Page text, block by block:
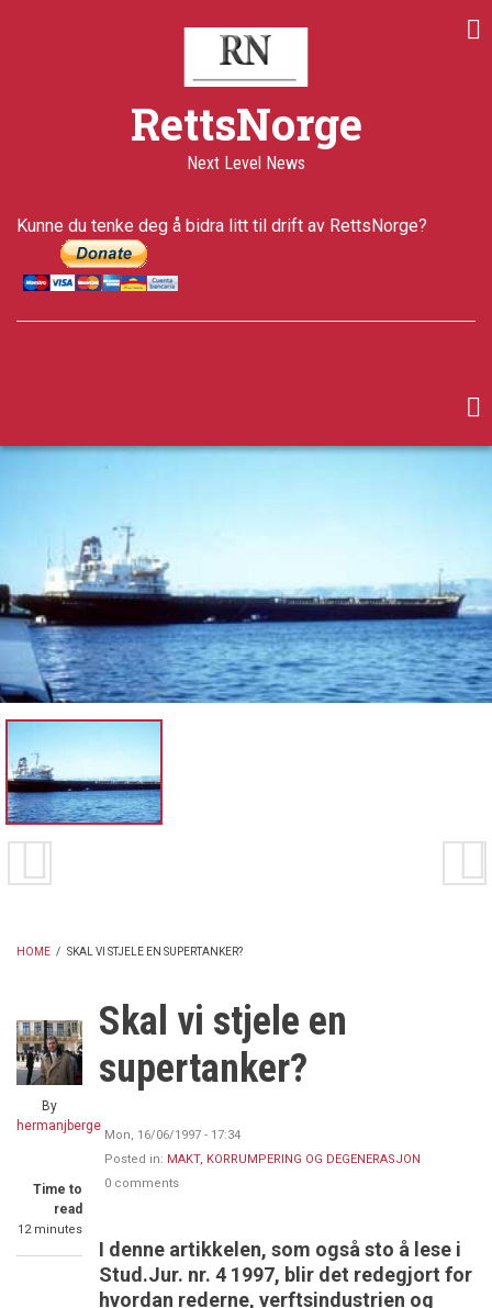
RettsNorge
Next Level News
Kunne du tenke deg å bidra litt til drift av RettsNorge?
HOME / SKAL VI STJELE EN SUPERTANKER?
By
hermanjberge
Time to
read
12 minutes
Last
updated
5 years ago
Skal vi stjele en
supertanker?
Mon, 16/06/1997 - 17:34
Posted in: MAKT, KORRUMPERING OG DEGENERASJON
0 comments
I denne artikkelen, som også sto å lese i
Stud.Jur. nr. 4 1997, blir det redegjort for
hvordan rederne, verftsindustrien og